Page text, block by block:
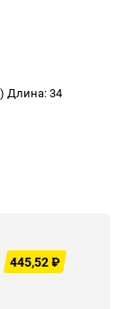
Длина: 34
445,52₽